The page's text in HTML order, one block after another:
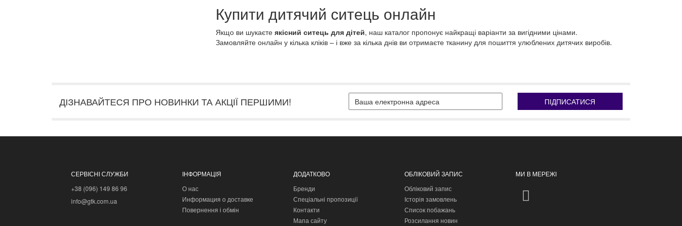
Купити дитячий ситець онлайн
Якщо ви шукаєте якісний ситець для дітей, наш каталог пропонує найкращі варіанти за вигідними цінами.
Замовляйте онлайн у кілька кліків – і вже за кілька днів ви отримаєте тканину для пошиття улюблених дитячих виробів.
ДІЗНАВАЙТЕСЯ ПРО НОВИНКИ ТА АКЦІЇ ПЕРШИМИ! ПІДПИСАТИСЯ
СЕРВІСНІ СЛУЖБИ
+38 (096) 149 86 96
info@gtk.com.ua
ІНФОРМАЦІЯ
О нас
Информация о доставке
Повернення і обмін
ДОДАТКОВО
Бренди
Спеціальні пропозиції
Контакти
Мапа сайту
ОБЛІКОВИЙ ЗАПИС
Обліковий запис
Історія замовлень
Список побажань
Розсилання новин
МИ В МЕРЕЖІ